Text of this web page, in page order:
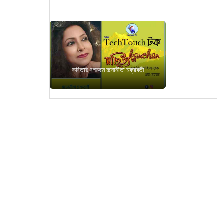
কবিতায় বলরুমে মনোনীতা চক্রবর্তী